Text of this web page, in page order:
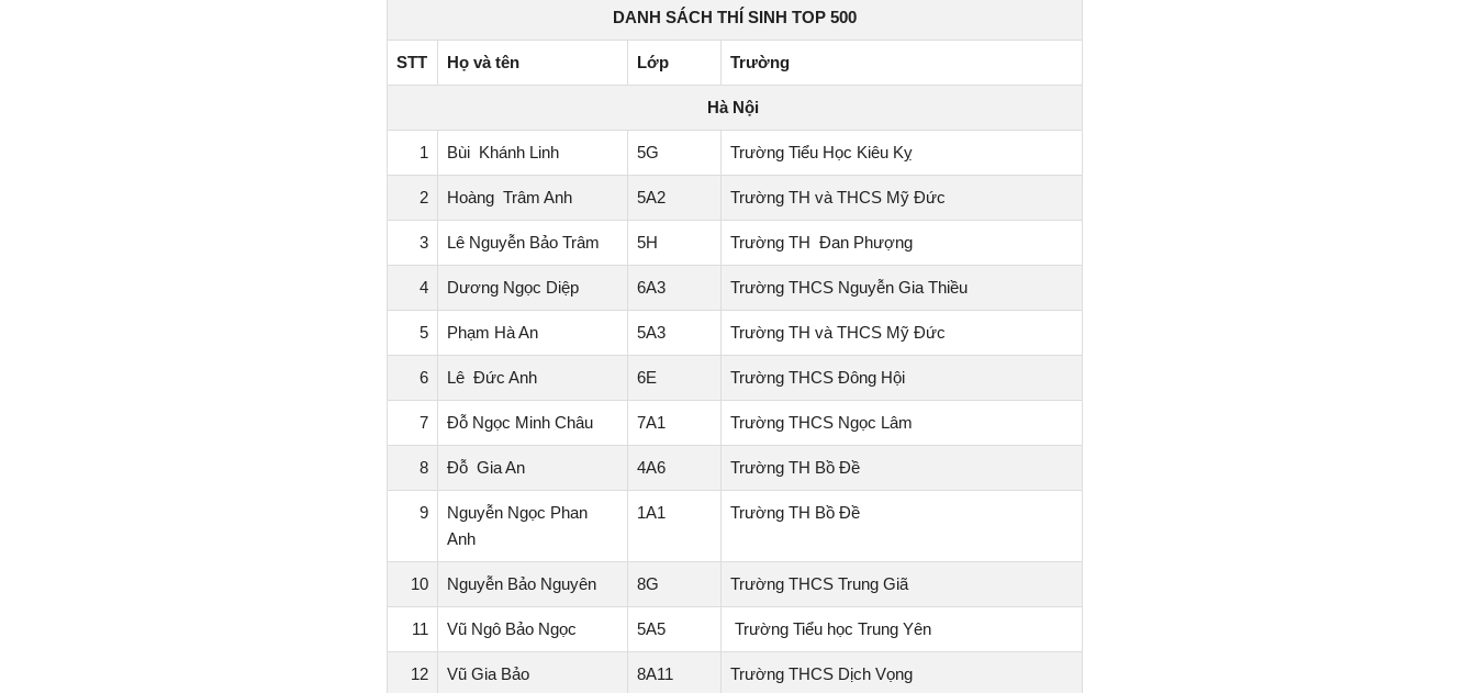
DANH SÁCH THÍ SINH TOP 500
STT Họ và tên Lớp Trường
Hà Nội
1 Bùi Khánh Linh 5G Trường Tiểu Học Kiêu Kỵ
2 Hoàng Trâm Anh 5A2 Trường TH và THCS Mỹ Đức
3 Lê Nguyễn Bảo Trâm 5H Trường TH Đan Phượng
4 Dương Ngọc Diệp 6A3 Trường THCS Nguyễn Gia Thiều
5 Phạm Hà An 5A3 Trường TH và THCS Mỹ Đức
6 Lê Đức Anh 6E Trường THCS Đông Hội
7 Đỗ Ngọc Minh Châu 7A1 Trường THCS Ngọc Lâm
8 Đỗ Gia An 4A6 Trường TH Bồ Đề
9
Nguyễn Ngọc Phan
Anh
1A1 Trường TH Bồ Đề
10 Nguyễn Bảo Nguyên 8G Trường THCS Trung Giã
11 Vũ Ngô Bảo Ngọc 5A5 Trường Tiểu học Trung Yên
12 Vũ Gia Bảo 8A11 Trường THCS Dịch Vọng